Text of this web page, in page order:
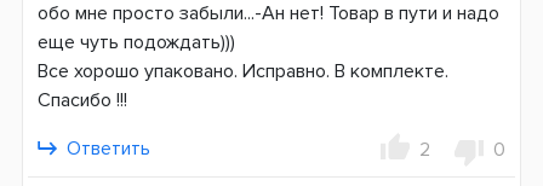
обо мне просто забыли...-Ан нет! Товар в пути и надо
еще чуть подождать)))
Все хорошо упаковано. Исправно. В комплекте.
Спасибо !!!
Ответить
2 0